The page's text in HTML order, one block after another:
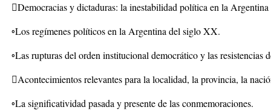
Democracias y dictaduras: la inestabilidad política en la
◦Los regímenes políticos en la Argentina del siglo XX.
◦Las rupturas del orden institucional democrático y las resistencias
Acontecimientos relevantes para la localidad, la provincia, la
◦La significatividad pasada y presente de las conmemoraciones.